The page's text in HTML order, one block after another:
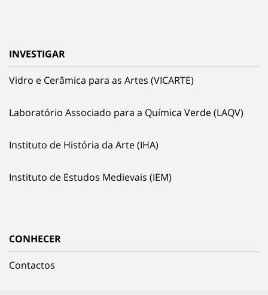
INVESTIGAR
Vidro e Cerâmica para as Artes (VICARTE)
Laboratório Associado para a Química Verde (LAQV)
Instituto de História da Arte (IHA)
Instituto de Estudos Medievais (IEM)
CONHECER
Contactos